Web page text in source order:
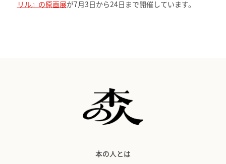
リル』の原画展が7月3日から24日まで開催しています。
本の人とは